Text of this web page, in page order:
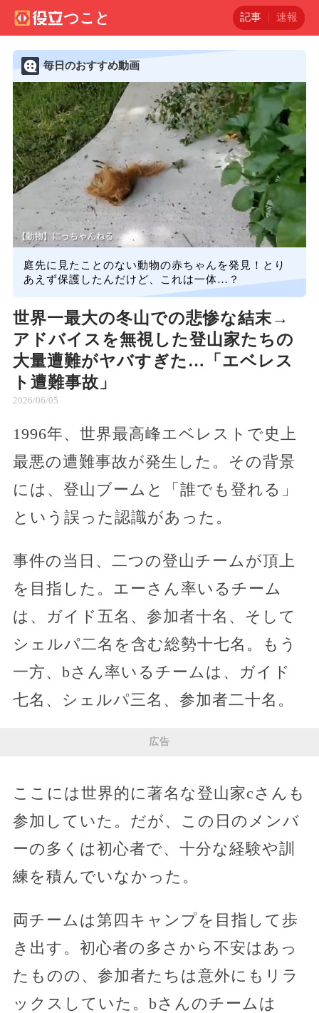
記事 速報
毎日のおすすめ動画
庭先に見たことのない動物の赤ちゃんを発見！とり
あえず保護したんだけど、これは一体…？
世界一最大の冬山での悲惨な結末→
アドバイスを無視した登山家たちの
大量遭難がヤバすぎた…「エベレス
ト遭難事故」
2026/06/05
1996年、世界最高峰エベレストで史上
最悪の遭難事故が発生した。その背景
には、登山ブームと「誰でも登れる」
という誤った認識があった。
事件の当日、二つの登山チームが頂上
を目指した。エーさん率いるチーム
は、ガイド五名、参加者十名、そして
シェルパ二名を含む総勢十七名。もう
一方、bさん率いるチームは、ガイド
七名、シェルパ三名、参加者二十名。
広告
ここには世界的に著名な登山家cさんも
参加していた。だが、この日のメンバ
ーの多くは初心者で、十分な経験や訓
練を積んでいなかった。
両チームは第四キャンプを目指して歩
き出す。初心者の多さから不安はあっ
たものの、参加者たちは意外にもリラ
ックスしていた。bさんのチームは